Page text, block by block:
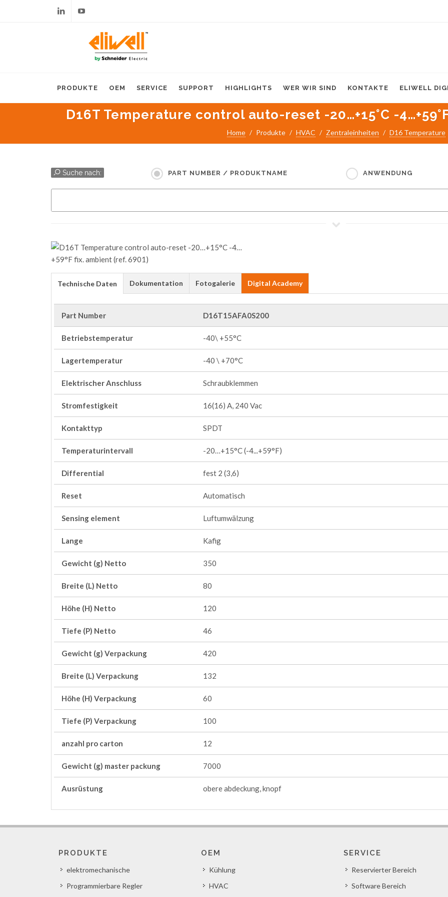
PRODUKTE OEM SERVICE SUPPORT HIGHLIGHTS WER WIR SIND KONTAKTE ELIWELL
D16T Temperature control auto-reset -20…+15°C -
Home Produkte HVAC Zentraleinheiten D16 Temperature
Suche nach: PART NUMBER / PRODUKTNAME ANWENDUNG
Technische Daten Dokumentation Fotogalerie Digital Academy
Part Number D16T15AFA0S200
Betriebstemperatur -40\ +55°C
Lagertemperatur -40 \ +70°C
Elektrischer Anschluss Schraubklemmen
Stromfestigkeit 16(16) A, 240 Vac
Kontakttyp SPDT
Temperaturintervall -20…+15°C (-4...+59°F)
Differential fest 2 (3,6)
Reset Automatisch
Sensing element Luftumwälzung
Lange Kafig
Gewicht (g) Netto 350
Breite (L) Netto 80
Höhe (H) Netto 120
Tiefe (P) Netto 46
Gewicht (g) Verpackung 420
Breite (L) Verpackung 132
Höhe (H) Verpackung 60
Tiefe (P) Verpackung 100
anzahl pro carton 12
Gewicht (g) master packung 7000
Ausrüstung obere abdeckung, knopf
PRODUKTE
elektromechanische
Programmierbare Regler
OEM
Kühlung
HVAC
SERVICE
Reservierter Bereich
Software Bereich